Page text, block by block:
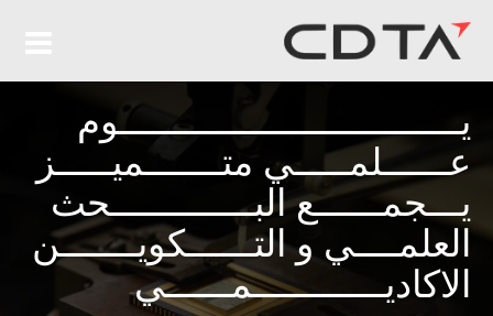
يـــــــــــــــــــــــــــــــوم
عــــــلمـــــي متـــــــميـــــز
يـــجمــــــع البـــــــــــــحث
العلمــــي و التــــــكويـــــــن
الاكاديــــــــــــمــــــي